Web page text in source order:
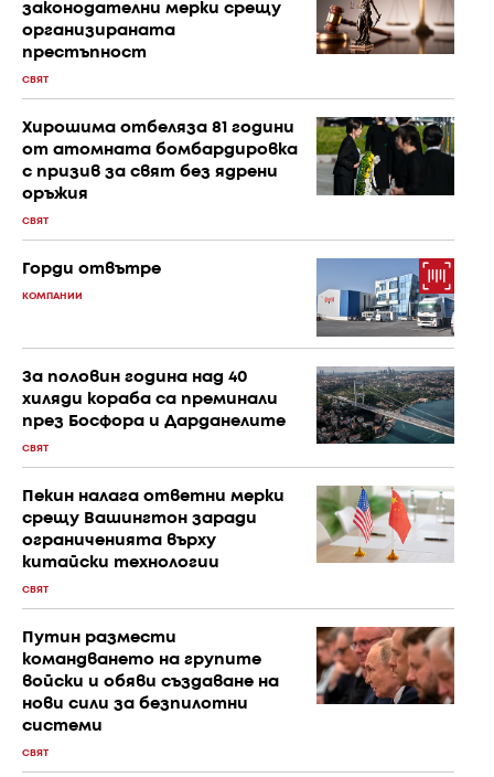
законодателни мерки срещу
организираната
престъпност
СВЯТ
Хирошима отбеляза 81 години
от атомната бомбардировка
с призив за свят без ядрени
оръжия
СВЯТ
Горди отвътре
КОМПАНИИ
За половин година над 40
хиляди кораба са преминали
през Босфора и Дарданелите
СВЯТ
Пекин налага ответни мерки
срещу Вашингтон заради
ограниченията върху
китайски технологии
СВЯТ
Путин размести
командването на групите
войски и обяви създаване на
нови сили за безпилотни
системи
СВЯТ